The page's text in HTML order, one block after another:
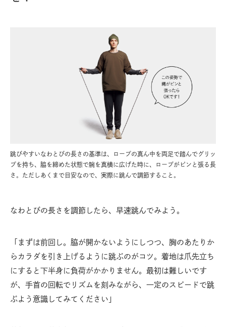
跳びやすいなわとびの長さの基準は、ロープの真ん中を両足で踏んでグリッ
プを持ち、脇を締めた状態で腕を真横に広げた時に、ロープがピンと張る長
さ。ただしあくまで目安なので、実際に跳んで調節すること。
なわとびの長さを調節したら、早速跳んでみよう。
「まずは前回し。脇が開かないようにしつつ、胸のあたりか
らカラダを引き上げるように跳ぶのがコツ。着地は爪先立ち
にすると下半身に負荷がかかりません。最初は難しいです
が、手首の回転でリズムを刻みながら、一定のスピードで跳
ぶよう意識してみてください」